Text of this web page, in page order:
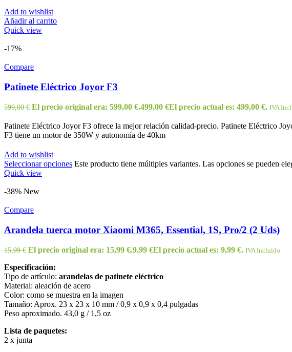
Add to wishlist
Añadir al carrito
Quick view
-17%
Compare
Patinete Eléctrico Joyor F3
599,00€ El precio original era: 599,00 €.499,00 €El precio actual es: 499,00 €. IVA
Patinete Eléctrico Joyor F3 ofrece la mejor relación calidad-precio. Patinete Eléctrico
F3 tiene un motor de 350W y autonomía de 40km
Add to wishlist
Seleccionar opciones Este producto tiene múltiples variantes. Las opciones se pueden
Quick view
-38% New
Compare
Arandela tuerca motor Xiaomi M365, Essential, 1S, Pro/2 (2 Uds)
15,99€ El precio original era: 15,99 €.9,99 €El precio actual es: 9,99 €. IVA Incluido
Especificación:
Tipo de artículo: arandelas de patinete eléctrico
Material: aleación de acero
Color: como se muestra en la imagen
Tamaño: Aprox. 23 x 23 x 10 mm / 0,9 x 0,9 x 0,4 pulgadas
Peso aproximado. 43,0 g / 1,5 oz
Lista de paquetes:
2 x junta